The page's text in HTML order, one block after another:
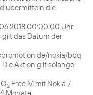
übermitteln die
00:00:00 Uhr
gilt das Datum der
nokia/bbq
Die Aktion gilt solange
2 Free M mit Nokia 7